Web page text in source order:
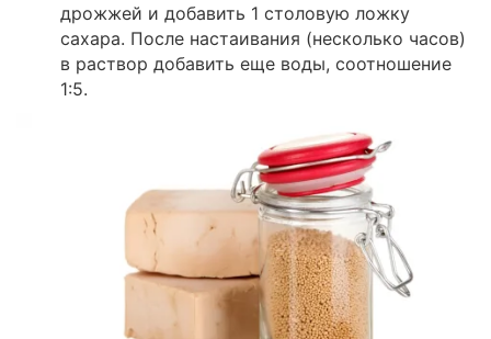
дрожжей и добавить 1 столовую ложку
сахара. После настаивания (несколько часов)
в раствор добавить еще воды, соотношение
1:5.